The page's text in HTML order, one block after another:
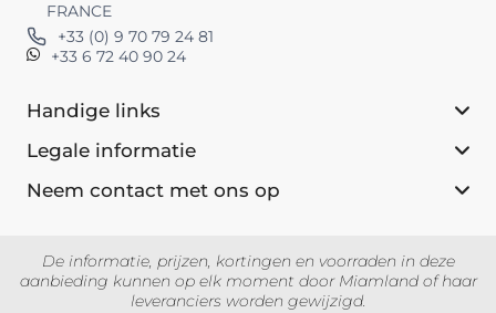
FRANCE
+33 (0) 9 70 79 24 81
+33 6 72 40 90 24
Handige links
Legale informatie
Neem contact met ons op
De informatie, prijzen, kortingen en voorraden in deze
aanbieding kunnen op elk moment door Miamland of haar
leveranciers worden gewijzigd.